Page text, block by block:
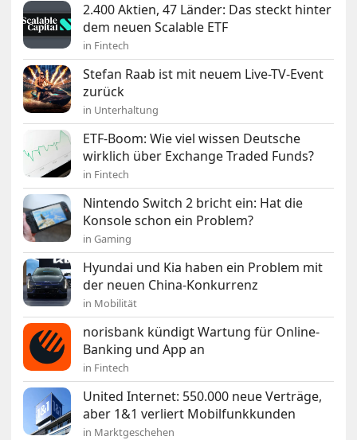
2.400 Aktien, 47 Länder: Das steckt hinter
dem neuen Scalable ETF
in Fintech
Stefan Raab ist mit neuem Live-TV-Event
zurück
in Unterhaltung
ETF-Boom: Wie viel wissen Deutsche
wirklich über Exchange Traded Funds?
in Fintech
Nintendo Switch 2 bricht ein: Hat die
Konsole schon ein Problem?
in Gaming
Hyundai und Kia haben ein Problem mit
der neuen China-Konkurrenz
in Mobilität
norisbank kündigt Wartung für Online-
Banking und App an
in Fintech
United Internet: 550.000 neue Verträge,
aber 1&1 verliert Mobilfunkkunden
in Marktgeschehen